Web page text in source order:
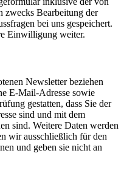
zwecks Bearbeitung der
bei uns gespeichert.
Einwilligung weiter.
Newsletter beziehen
E-Mail-Adresse sowie
gestatten, dass Sie der
sind und mit dem
sind. Weitere Daten werden
wir ausschließlich für den
und geben sie nicht an